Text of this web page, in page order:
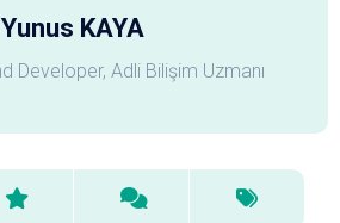
Yunus KAYA
Developer, Adli Bilişim Uzmanı